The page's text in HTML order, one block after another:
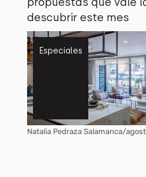
descubrir este mes
Especiales
Natalia Pedraza Salamanca/